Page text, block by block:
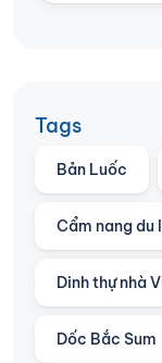
Tags
Bản Luốc
Cẩm nang du
Dinh thự nhà
Dốc Bắc Sum